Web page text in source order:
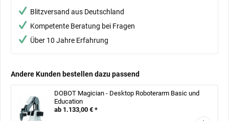
Blitzversand aus Deutschland
Kompetente Beratung bei Fragen
Über 10 Jahre Erfahrung
Andere Kunden bestellen dazu passend
DOBOT Magician - Desktop Roboterarm Basic und
Education
ab 1.133,00 € *